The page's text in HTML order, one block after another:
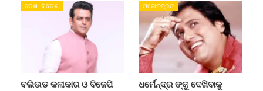
ଦେଶ- ବିଦେଶ
ବଲିଉଡ କଳାକାର ଓ ବିଜେପି
ମନୋରଞ୍ଜନ
ଧର୍ମେନ୍ଦ୍ର ଙ୍କୁ ଦେଖିବାକୁ